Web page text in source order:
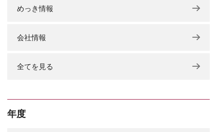
めっき情報
会社情報
全てを見る
年度